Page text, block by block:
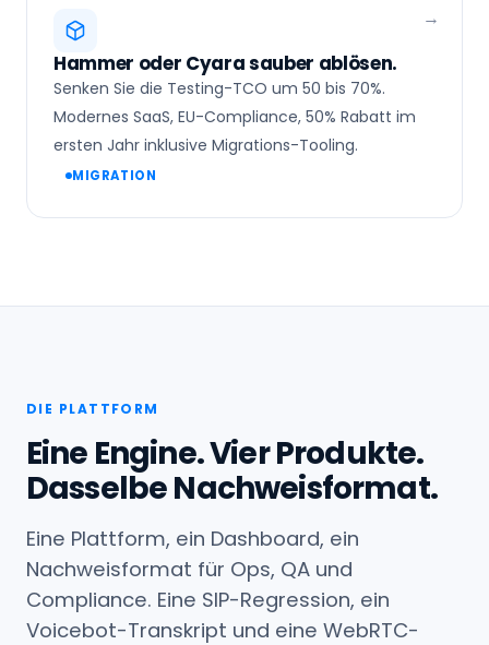
Hammer oder Cyara sauber ablösen.
Senken Sie die Testing-TCO um 50 bis 70%.
Modernes SaaS, EU-Compliance, 50% Rabatt im
ersten Jahr inklusive Migrations-Tooling.
MIGRATION
DIE PLATTFORM
Eine Engine. Vier Produkte.
Dasselbe Nachweisformat.
Eine Plattform, ein Dashboard, ein
Nachweisformat für Ops, QA und
Compliance. Eine SIP-Regression, ein
Voicebot-Transkript und eine WebRTC-